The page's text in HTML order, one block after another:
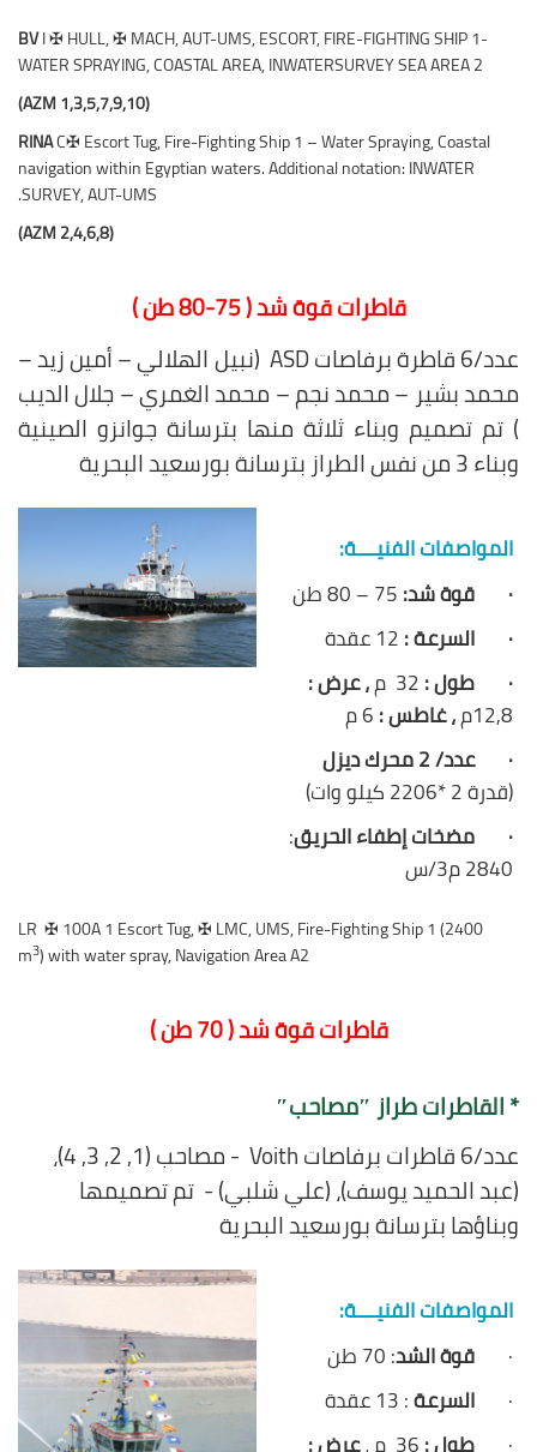
BVI ✠ HULL, ✠ MACH, AUT-UMS, ESCORT, FIRE-FIGHTING SHIP 1-
WATER SPRAYING, COASTAL AREA, INWATERSURVEY SEA AREA 2
(AZM 1,3,5,7,9,10)
RINAC✠ Escort Tug, Fire-Fighting Ship 1 – Water Spraying, Coastal
navigation within Egyptian waters. Additional notation: INWATER
SURVEY, AUT-UMS.
(AZM 2,4,6,8)
قاطرات قوة شد ( 75-80 طن )
عدد/6 قاطرة برفاصات
ASD (نبيل الهلالي – أمين زيد –
محمد بشير – محمد نجم – محمد الغمري – جلال الديب
) تم تصميم وبناء ثلاثة منها بترسانة جوانزو الصينية
وبناء 3 من نفس الطراز بترسانة بورسعيد البحرية
المواصفات الفنيــــة:
·
قوة شد:75 – 80 طن
·
السرعة :12 عقدة
·
طول :32 م
، عرض :
12,8م ، غاطس :6 م
·
عدد/ 2 محرك ديزل
(قدرة 2 *2206 كيلو وات)
·
مضخات إطفاء الحريق:
2840 م3/س
✠100A 1 Escort Tug,✠LMC, UMS, Fire-Fighting Ship 1 (2400
m3) with water spray, Navigation Area A2
قاطرات قوة شد ( 70 طن )
* القاطرات طراز ″مصاحب″
عدد/6 قاطرات برفاصات Voith - مصاحب (1, 2, 3, 4)،
(عبد الحميد يوسف)، (علي شلبي) - تم تصميمها
وبناؤها بترسانة بورسعيد البحرية
المواصفات الفنيــــة:
· قوة الشد: 70 طن
· السرعة: 13 عقدة